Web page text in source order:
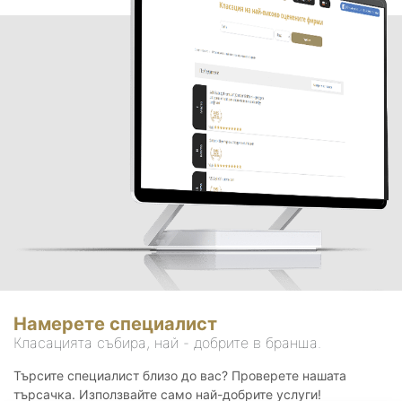
Намерете специалист
Класацията събира, най - добрите в бранша.
Търсите специалист близо до вас? Проверете нашата
търсачка. Използвайте само най-добрите услуги!